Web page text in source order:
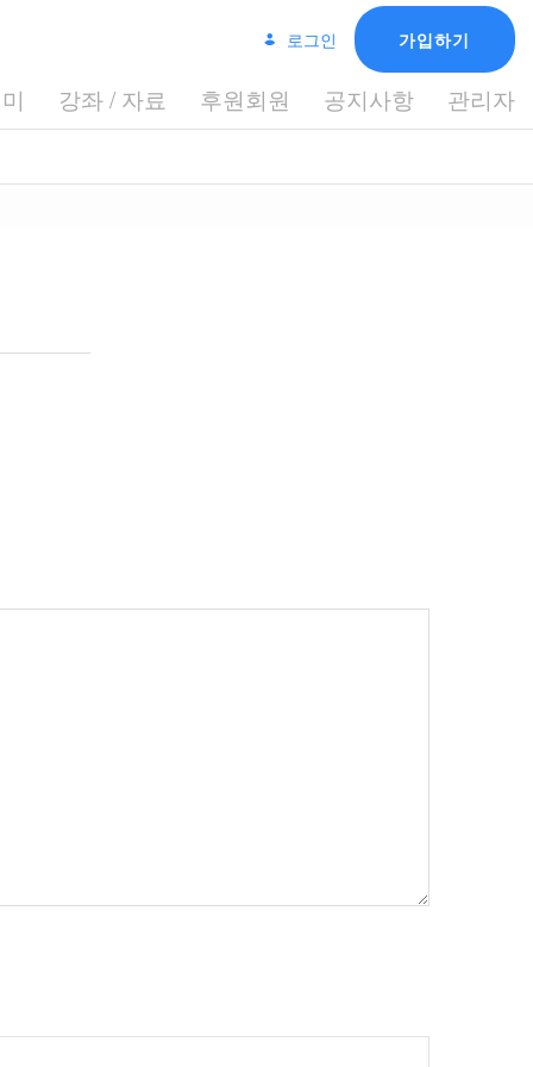
로그인 가입하기
강좌 / 자료 후원회원 공지사항 관리자